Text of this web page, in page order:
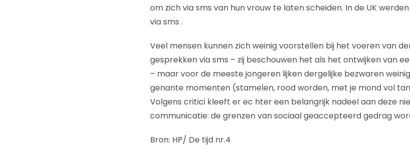
om zich via sms van hun vrouw te laten scheiden. In de UK
via sms .
Veel mensen kunnen zich weinig voorstellen bij het voeren van
gesprekken via sms – zij beschouwen het als het ontwijken van
– maar voor de meeste jongeren lijken dergelijke bezwaren
genante momenten (stamelen, rood worden, met je mond vol
Volgens critici kleeft er ec hter een belangrijk nadeel aan deze
communicatie: de grenzen van sociaal geaccepteerd gedrag
Bron: HP/ De tijd nr.4